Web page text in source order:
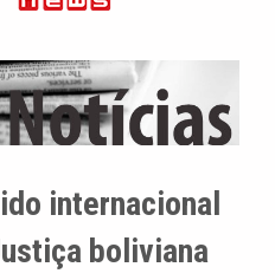
internacional
boliviana